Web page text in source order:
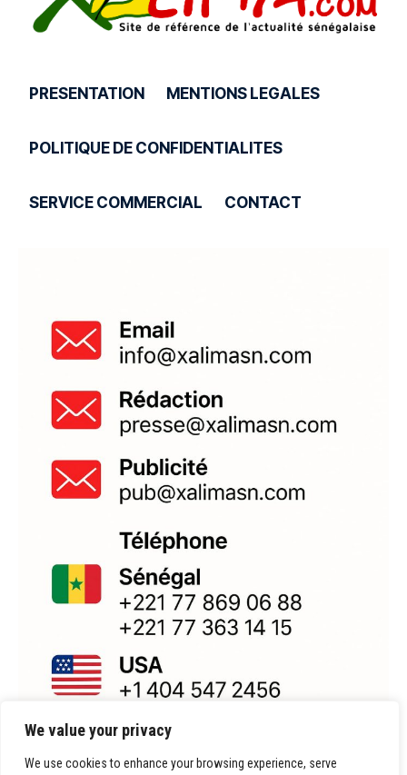
We value your privacy
We use cookies to enhance your browsing experience, serve
PRESENTATION MENTIONS LEGALES
POLITIQUE DE CONFIDENTIALITES
SERVICE COMMERCIAL CONTACT